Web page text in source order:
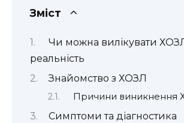
Зміст
Чи можна вилікувати
реальність
Знайомство з ХОЗЛ
Причини виникнення
Симптоми та діагностика